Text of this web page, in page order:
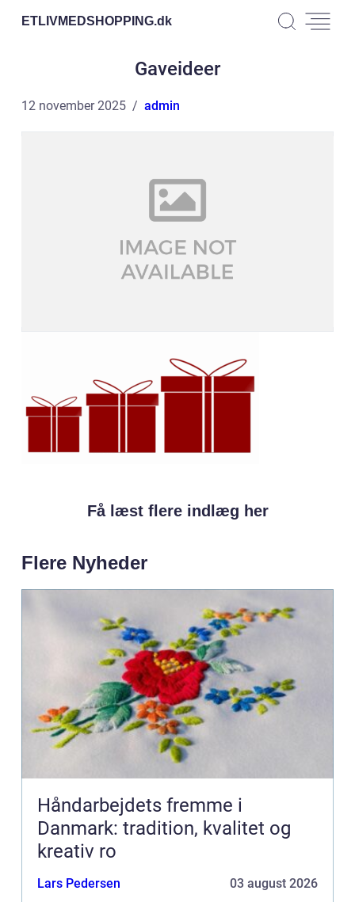
ETLIVMEDSHOPPING.dk
Gaveideer
12 november 2025 admin
Få læst flere indlæg her
Flere Nyheder
Håndarbejdets fremme i
Danmark: tradition, kvalitet og
kreativ ro
Lars Pedersen 03 august 2026